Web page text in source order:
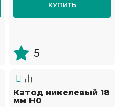
КУПИТЬ
5
Катод никелевый 18
мм Н0